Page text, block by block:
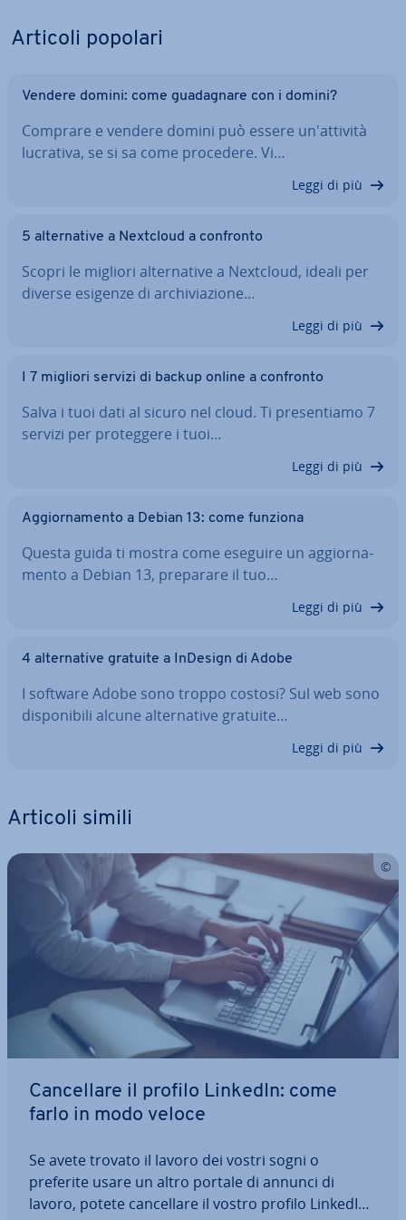
Articoli popolari
Vendere domini: come gua­da­gna­re con i domini?
Comprare e vendere domini può essere un'at­ti­vi­tà
lucrativa, se si sa come procedere. Vi…
Leggi di più
5 al­ter­na­ti­ve a Nextcloud a confronto
Scopri le migliori al­ter­na­ti­ve a Nextcloud, ideali per
diverse esigenze di ar­chi­via­zio­ne…
Leggi di più
I 7 migliori servizi di backup online a confronto
Salva i tuoi dati al sicuro nel cloud. Ti pre­sen­tia­mo 7
servizi per pro­teg­ge­re i tuoi…
Leggi di più
Ag­gior­na­men­to a Debian 13: come funziona
Questa guida ti mostra come eseguire un ag­gior­na­
men­to a Debian 13, preparare il tuo…
Leggi di più
4 al­ter­na­ti­ve gratuite a InDesign di Adobe
I software Adobe sono troppo costosi? Sul web sono
di­spo­ni­bi­li alcune al­ter­na­ti­ve gratuite…
Leggi di più
Articoli simili
Can­cel­la­re il profilo LinkedIn: come
farlo in modo veloce
Se avete trovato il lavoro dei vostri sogni o
preferite usare un altro portale di annunci di
lavoro, potete can­cel­la­re il vostro profilo LinkedIn